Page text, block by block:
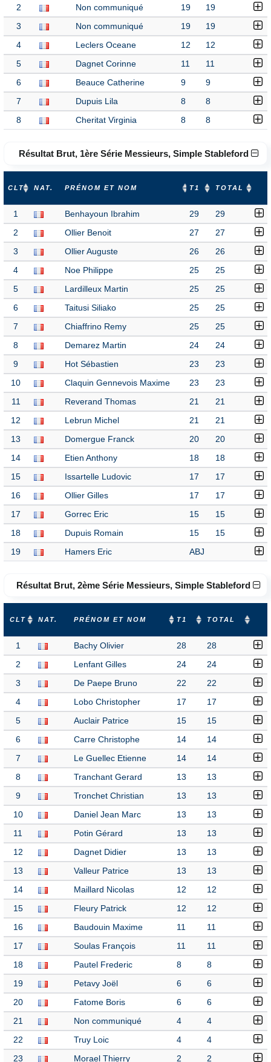
2 Non communiqué 19 19
3 Non communiqué 19 19
4 Leclers Oceane 12 12
5 Dagnet Corinne 11 11
6 Beauce Catherine 9 9
7 Dupuis Lila 8 8
8 Cheritat Virginia 8 8
Résultat Brut, 1ère Série Messieurs, Simple Stableford
CLT NAT. PRÉNOM ET NOM T1 TOTAL
1 Benhayoun Ibrahim 29 29
2 Ollier Benoit 27 27
3 Ollier Auguste 26 26
4 Noe Philippe 25 25
5 Lardilleux Martin 25 25
6 Taitusi Siliako 25 25
7 Chiaffrino Remy 25 25
8 Demarez Martin 24 24
9 Hot Sébastien 23 23
10 Claquin Gennevois Maxime 23 23
11 Reverand Thomas 21 21
12 Lebrun Michel 21 21
13 Domergue Franck 20 20
14 Etien Anthony 18 18
15 Issartelle Ludovic 17 17
16 Ollier Gilles 17 17
17 Gorrec Eric 15 15
18 Dupuis Romain 15 15
19 Hamers Eric ABJ
Résultat Brut, 2ème Série Messieurs, Simple Stableford
CLT NAT. PRÉNOM ET NOM T1 TOTAL
1 Bachy Olivier 28 28
2 Lenfant Gilles 24 24
3 De Paepe Bruno 22 22
4 Lobo Christopher 17 17
5 Auclair Patrice 15 15
6 Carre Christophe 14 14
7 Le Guellec Etienne 14 14
8 Tranchant Gerard 13 13
9 Tronchet Christian 13 13
10 Daniel Jean Marc 13 13
11 Potin Gérard 13 13
12 Dagnet Didier 13 13
13 Valleur Patrice 13 13
14 Maillard Nicolas 12 12
15 Fleury Patrick 12 12
16 Baudouin Maxime 11 11
17 Soulas François 11 11
18 Pautel Frederic 8 8
19 Petavy Joël 6 6
20 Fatome Boris 6 6
21 Non communiqué 4 4
22 Truy Loic 4 4
23 Morael Thierry 2 2